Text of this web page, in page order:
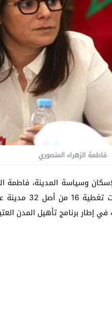
فاطمة الزهراء المنصوري
وسياسة المدينة، فاطمة
02 ماي 2023،